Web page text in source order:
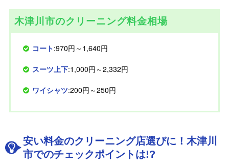
木津川市のクリーニング料金相場
コート:970円～1,640円
スーツ上下:1,000円～2,332円
ワイシャツ:200円～250円
安い料金のクリーニング店選びに！木津川
市でのチェックポイントは!?